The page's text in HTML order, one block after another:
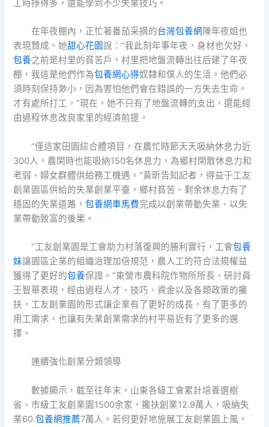
工時掙得多，還能學到不少失業技巧。
在年夜棚內，正忙著番茄采摘的台灣包養網 陳年夜姐也
表現贊成。她甜心花園說：“我此刻年事年夜，身材也欠好，
包養之前是村里的貧苦戶，村里把地盤流轉出往后建了年夜
棚，我這是他們作為包養網心得奴隸和僕人的生活。他們必
須時刻保持渺小，因為害怕他們會在錯誤的一方失去生命。
才有處所打工。”現在，她不只有了地盤流轉的支出，還能經
由過程休息改良家里的經濟前提。
“僅這家田園綜合體項目，在農忙時節天天吸納休息力近
300人，農閑時也能吸納150名休息力，為鄉村閑散休息力和
老弱、婦女群體供給務工機遇。”黃昕告知記者，得益于工友
創業園區供給的失業創業平臺，鄉村貧苦、剩余休息力有了
穩固的失業道路，包養網車馬費完成以創業帶動失業、以失
業帶動致富的後果。
“工友創業園是工會助力村落復興的勝利實行，工會包養
妹讓園區企業的組織治理加倍規范，農人工的符合法規權益
獲得了更好的包養保證。”東營市農科院作物所所長、研討員
王智華表現，經由過程人才、技巧、資金以及各類政策的攙
扶，工友創業園的形式讓企業有了更好的成長，有了更多的
用工需求，也讓有失業創業需求的村平易近有了更多的選
擇。
連續強化創業分類領導
數據顯示，截至往年末，山東各級工會累計培養選樹
省、市級工友創業園1500余家，攙扶創業12.9萬人，吸納失
業60.包養網推薦7萬人。若何更好地施展工友創業園上風，